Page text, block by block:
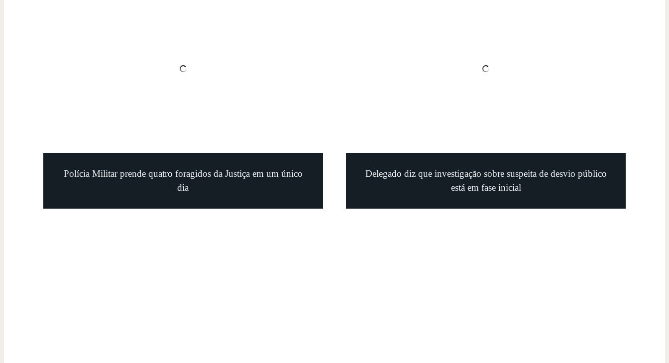
Polícia Militar prende quatro foragidos da Justiça em um único
dia
Delegado diz que investigação sobre suspeita de desvio público
está em fase inicial